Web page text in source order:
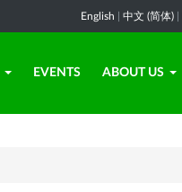
English 中文 (简体)
EVENTS ABOUT US